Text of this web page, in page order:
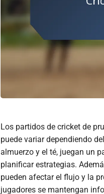
Los partidos de cricket de
puede variar dependiendo
almuerzo y el té, juegan un
planificar estrategias.
pueden afectar el flujo y la
jugadores se mantengan